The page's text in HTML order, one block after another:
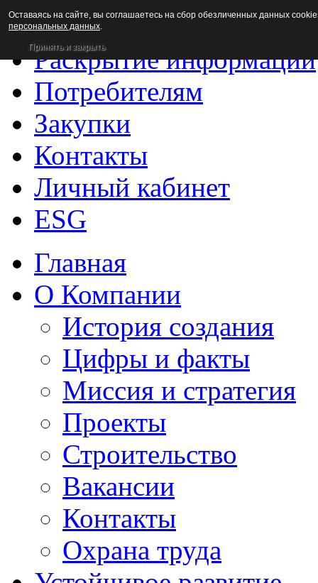
Новости
Раскрытие информации
Потребителям
Закупки
Контакты
Личный кабинет
ESG
Главная
О Компании
История создания
Цифры и факты
Миссия и стратегия
Проекты
Строительство
Вакансии
Контакты
Охрана труда
Оставаясь на сайте, вы соглашаетесь на сбор обезличенных данных
персональных данных.
Принять и закрыть